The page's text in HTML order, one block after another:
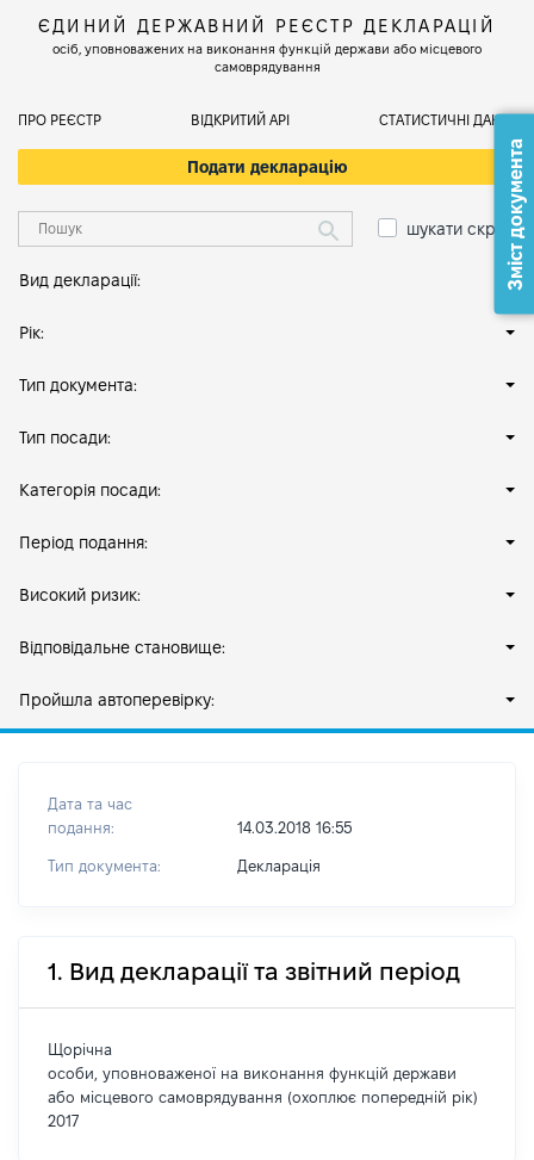
ЄДИНИЙ ДЕРЖАВНИЙ РЕЄСТР ДЕКЛАРАЦІЙ
осіб, уповноважених на виконання функцій держави або місцевого
самоврядування
ПРО РЕЄСТР ВІДКРИТИЙ АРІ СТАТИСТИЧНІ ДАНІ
Подати декларацію
шукати скрізь
Вид декларації:
Рік:
Тип документа:
Тип посади:
Категорія посади:
Період подання:
Високий ризик:
Відповідальне становище:
Пройшла автоперевірку:
Дата та час
подання:
14.03.2018 16:55
Тип документа: Декларація
1. Вид декларації та звітний період
Щорічна
особи, уповноваженої на виконання функцій держави
або місцевого самоврядування (охоплює попередній рік)
2017
Зміст документа